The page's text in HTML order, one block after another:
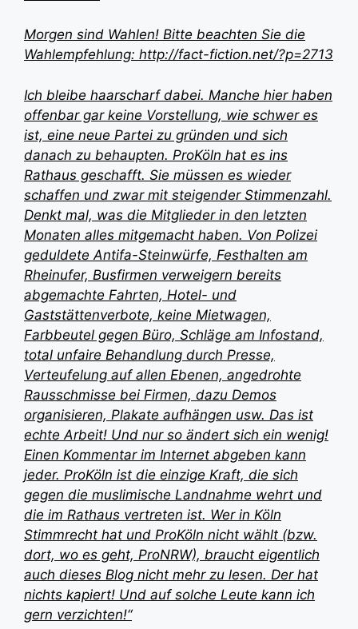
Morgen sind Wahlen! Bitte beachten Sie die
Wahlempfehlung: http://fact-fiction.net/?p=2713
Ich bleibe haarscharf dabei. Manche hier haben
offenbar gar keine Vorstellung, wie schwer es
ist, eine neue Partei zu gründen und sich
danach zu behaupten. ProKöln hat es ins
Rathaus geschafft. Sie müssen es wieder
schaffen und zwar mit steigender Stimmenzahl.
Denkt mal, was die Mitglieder in den letzten
Monaten alles mitgemacht haben. Von Polizei
geduldete Antifa-Steinwürfe, Festhalten am
Rheinufer, Busfirmen verweigern bereits
abgemachte Fahrten, Hotel- und
Gaststättenverbote, keine Mietwagen,
Farbbeutel gegen Büro, Schläge am Infostand,
total unfaire Behandlung durch Presse,
Verteufelung auf allen Ebenen, angedrohte
Rausschmisse bei Firmen, dazu Demos
organisieren, Plakate aufhängen usw. Das ist
echte Arbeit! Und nur so ändert sich ein wenig!
Einen Kommentar im Internet abgeben kann
jeder. ProKöln ist die einzige Kraft, die sich
gegen die muslimische Landnahme wehrt und
die im Rathaus vertreten ist. Wer in Köln
Stimmrecht hat und ProKöln nicht wählt (bzw.
dort, wo es geht, ProNRW), braucht eigentlich
auch dieses Blog nicht mehr zu lesen. Der hat
nichts kapiert! Und auf solche Leute kann ich
gern verzichten!“